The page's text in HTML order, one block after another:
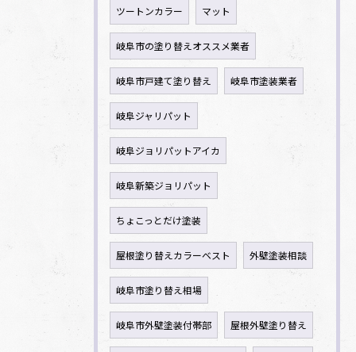
ツートンカラー マット
岐阜市の塗り替えオススメ業者
岐阜市戸建て塗り替え 岐阜市塗装業者
岐阜ジャリパット
岐阜ジョリパットアイカ
岐阜新築ジョリパット
ちょこっとだけ塗装
屋根塗り替えカラーベスト 外壁塗装相談
岐阜市塗り替え相場
岐阜市外壁塗装付帯部 屋根外壁塗り替え